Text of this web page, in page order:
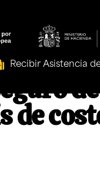
Recibir Asistencia
de